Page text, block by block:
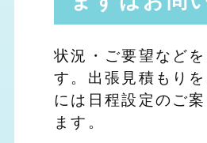
状況・ご要望など
す。出張見積もり
には日程設定のご
ます。